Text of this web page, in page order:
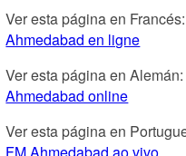
Ver esta página en Francés:
Ahmedabad en ligne
Ver esta página en Alemán:
Ahmedabad online
Ver esta página en
FM Ahmedabad ao vivo